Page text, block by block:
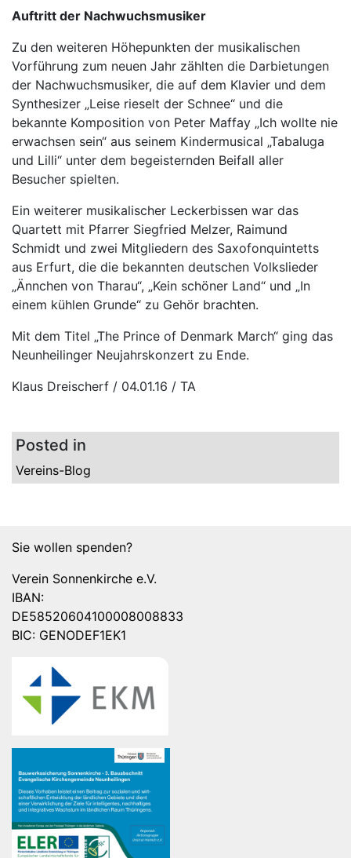
Auftritt der Nachwuchsmusiker
Zu den weiteren Höhepunkten der musikalischen
Vorführung zum neuen Jahr zählten die Darbietungen
der Nachwuchsmusiker, die auf dem Klavier und dem
Synthesizer „Leise rieselt der Schnee“ und die
bekannte Komposition von Peter Maffay „Ich wollte nie
erwachsen sein“ aus seinem Kindermusical „Tabaluga
und Lilli“ unter dem begeisternden Beifall aller
Besucher spielten.
Ein weiterer musikalischer Leckerbissen war das
Quartett mit Pfarrer Siegfried Melzer, Raimund
Schmidt und zwei Mitgliedern des Saxofonquintetts
aus Erfurt, die die bekannten deutschen Volkslieder
„Ännchen von Tharau“, „Kein schöner Land“ und „In
einem kühlen Grunde“ zu Gehör brachten.
Mit dem Titel „The Prince of Denmark March“ ging das
Neunheilinger Neujahrskonzert zu Ende.
Klaus Dreischerf / 04.01.16 / TA
Posted in
Vereins-Blog
Sie wollen spenden?
Verein Sonnenkirche e.V.
IBAN:
DE58520604100008008833
BIC: GENODEF1EK1